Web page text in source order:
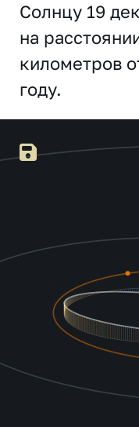
Солнцу 19
на
километров
году.